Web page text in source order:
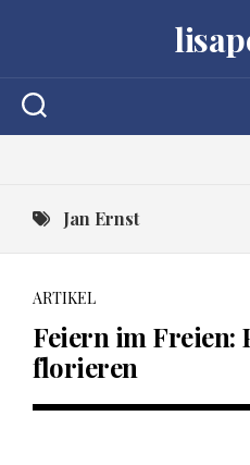
Jan Ernst
ARTIKEL
Feiern im Freien:
florieren